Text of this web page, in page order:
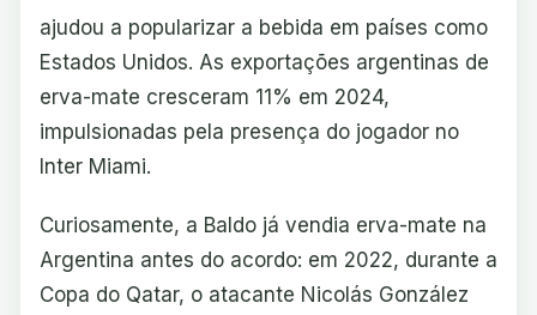
ajudou a popularizar a bebida em países como
Estados Unidos. As exportações argentinas de
erva-mate cresceram 11% em 2024,
impulsionadas pela presença do jogador no
Inter Miami.
Curiosamente, a Baldo já vendia erva-mate na
Argentina antes do acordo: em 2022, durante a
Copa do Qatar, o atacante Nicolás González